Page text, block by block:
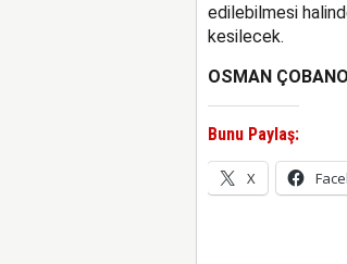
edilebilmesi
kesilecek.
OSMAN
Bunu Paylaş:
X